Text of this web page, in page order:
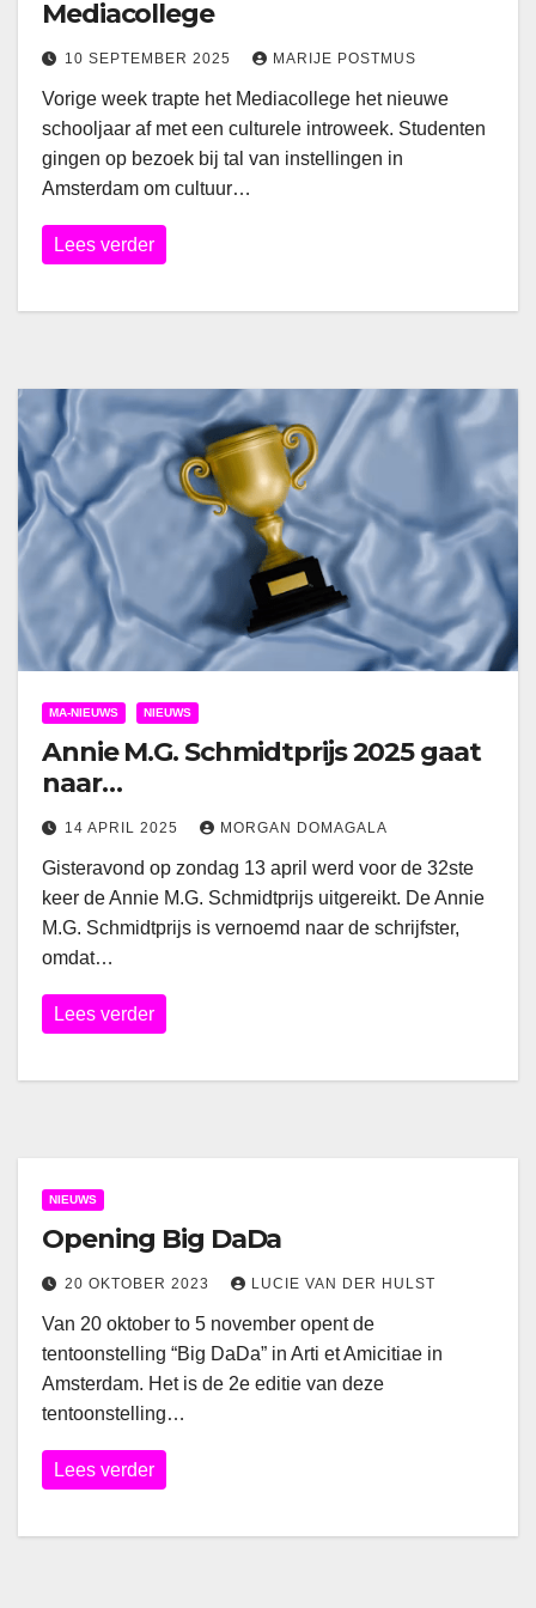
Mediacollege
10 SEPTEMBER 2025 MARIJE POSTMUS
Vorige week trapte het Mediacollege het nieuwe
schooljaar af met een culturele introweek. Studenten
gingen op bezoek bij tal van instellingen in
Amsterdam om cultuur…
Lees verder
MA-NIEUWS NIEUWS
Annie M.G. Schmidtprijs 2025 gaat
naar…
14 APRIL 2025 MORGAN DOMAGALA
Gisteravond op zondag 13 april werd voor de 32ste
keer de Annie M.G. Schmidtprijs uitgereikt. De Annie
M.G. Schmidtprijs is vernoemd naar de schrijfster,
omdat…
Lees verder
NIEUWS
Opening Big DaDa
20 OKTOBER 2023 LUCIE VAN DER HULST
Van 20 oktober to 5 november opent de
tentoonstelling “Big DaDa” in Arti et Amicitiae in
Amsterdam. Het is de 2e editie van deze
tentoonstelling…
Lees verder